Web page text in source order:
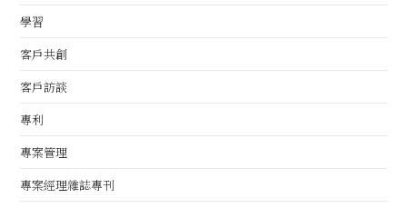
學習
客戶共創
客戶訪談
專利
專案管理
專案經理雜誌專刊